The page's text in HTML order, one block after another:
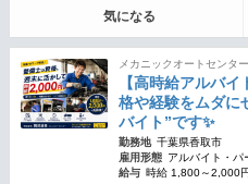
気になる
メカニックオートセンター
【高時給アルバ
格や経験をムダに
バイト”です✨
勤務地 千葉県香取市
雇用形態 アルバイト・パ
給与 時給 1,800～2,000